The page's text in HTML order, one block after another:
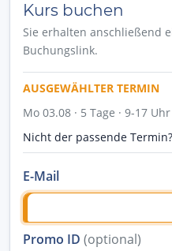
Kurs buchen
Sie erhalten anschließend
Buchungslink.
AUSGEWÄHLTER TERMIN
Mo 03.08 · 5 Tage · 9-17 Uhr
Nicht der passende Termin?
E-Mail
Promo ID (optional)